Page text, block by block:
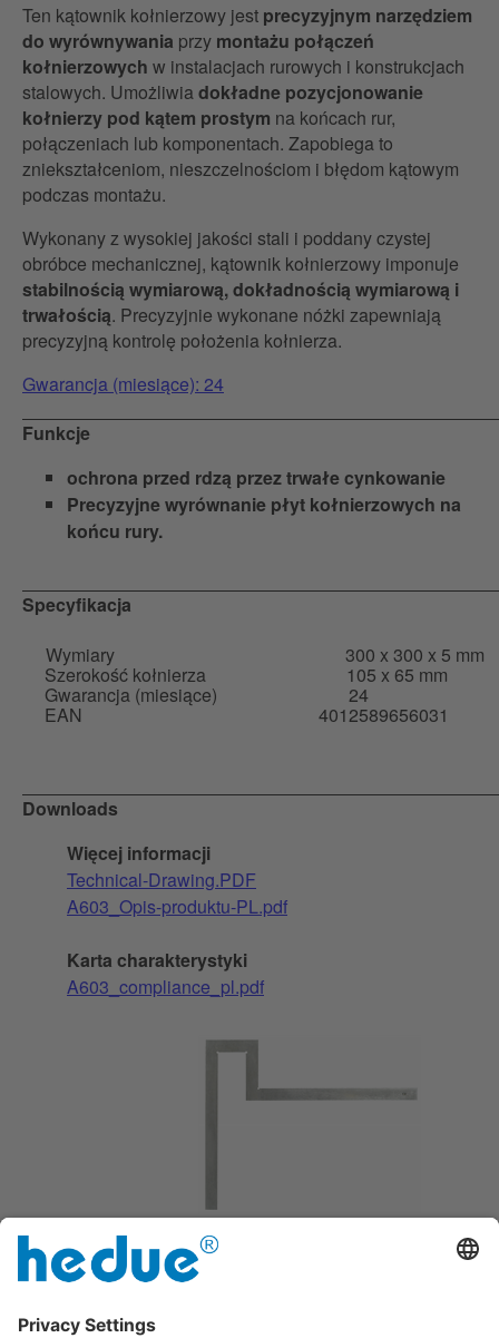
Ten kątownik kołnierzowy jest precyzyjnym narzędziem
do wyrównywania przy montażu połączeń
kołnierzowych w instalacjach rurowych i konstrukcjach
stalowych. Umożliwiadokładne pozycjonowanie
kołnierzy pod kątem prostym na końcach rur,
połączeniach lub komponentach. Zapobiega to
zniekształceniom, nieszczelnościom i błędom kątowym
podczas montażu.
Wykonany z wysokiej jakości stali i poddany czystej
obróbce mechanicznej, kątownik kołnierzowy imponuje
stabilnością wymiarową, dokładnością wymiarową i
trwałością. Precyzyjnie wykonane nóżki zapewniają
precyzyjną kontrolę położenia kołnierza.
Gwarancja (miesiące): 24
Funkcje
ochrona przed rdzą przez trwałe cynkowanie
Precyzyjne wyrównanie płyt kołnierzowych na
końcu rury.
Specyfikacja
Wymiary
300 x 300 x 5 mm
Szerokość kołnierza 105 x 65 mm
Gwarancja (miesiące) 24
EAN 4012589656031
Downloads
Więcej informacji
Technical-Drawing.PDF
A603_Opis-produktu-PL.pdf
Karta charakterystyki
A603_compliance_pl.pdf